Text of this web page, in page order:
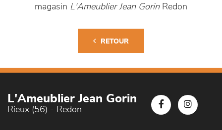
magasin L'Ameublier Jean GorinRedon
RETOUR
L'Ameublier Jean Gorin
Rieux (56) - Redon